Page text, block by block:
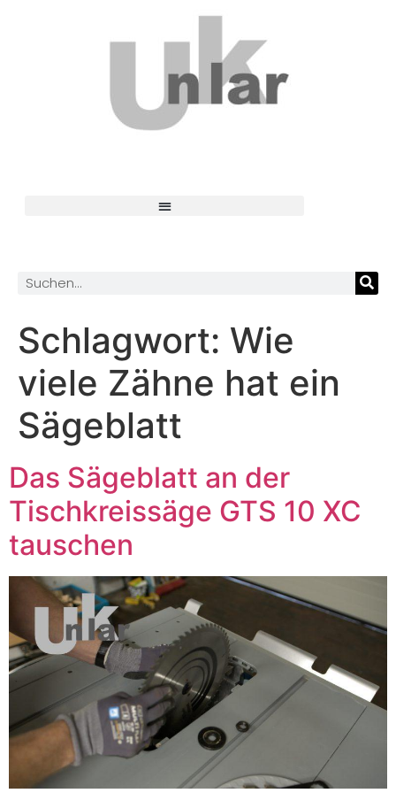
Schlagwort: Wie
viele Zähne hat ein
Sägeblatt
Das Sägeblatt an der
Tischkreissäge GTS 10 XC
tauschen